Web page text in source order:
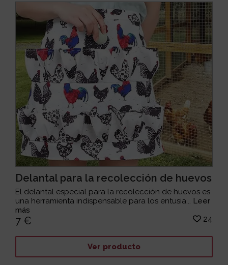
Delantal para la recolección de huevos
El delantal especial para la recolección de huevos es
una herramienta indispensable para los entusia... Leer
más
7 € 24
Ver producto